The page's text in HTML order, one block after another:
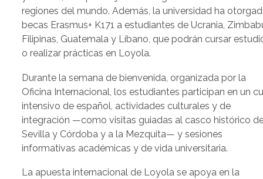
regiones del mundo. Además, la universidad ha
becas Erasmus+ K171 a estudiantes de Ucrania,
Filipinas, Guatemala y Líbano, que podrán cursar
o realizar prácticas en Loyola.
Durante la semana de bienvenida, organizada por la
Oficina Internacional, los estudiantes participan en un
intensivo de español, actividades culturales y de
integración —como visitas guiadas al casco histórico
Sevilla y Córdoba y a la Mezquita— y sesiones
informativas académicas y de vida universitaria.
La apuesta internacional de Loyola se apoya en la